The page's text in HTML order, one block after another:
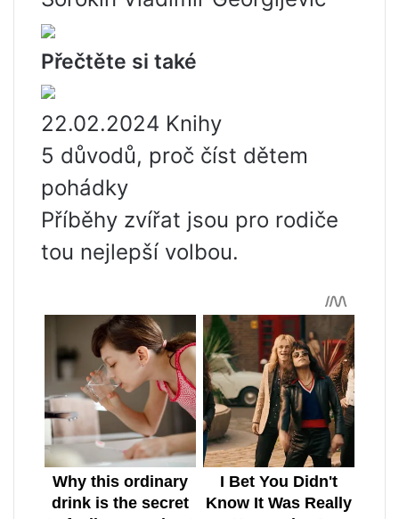
Přečtěte si také
22.02.2024 Knihy
5 důvodů, proč číst dětem
pohádky
Příběhy zvířat jsou pro rodiče
tou nejlepší volbou.